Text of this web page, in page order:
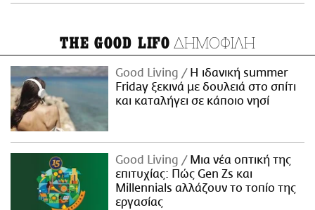
THE GOOD LIFO ΔΗΜΟΦΙΛΗ
Good Living
Η ιδανική summer
Friday ξεκινά με δουλειά στο σπίτι
και καταλήγει σε κάποιο νησί
Good Living
Μια νέα οπτική της
επιτυχίας: Πώς Gen Zs και
Millennials αλλάζουν το τοπίο της
εργασίας